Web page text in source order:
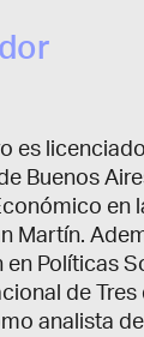
es
Buenos
en
Martín.
Políticas
de Tres
analista